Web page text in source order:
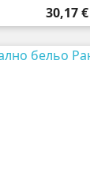
Цена
30,17 €